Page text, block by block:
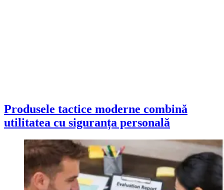
Produsele tactice moderne combină
utilitatea cu siguranța personală